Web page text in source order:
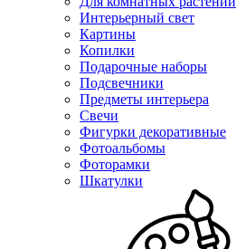
Интерьерный свет
Картины
Копилки
Подарочные наборы
Подсвечники
Предметы интерьера
Свечи
Фигурки декоративные
Фотоальбомы
Фоторамки
Шкатулки